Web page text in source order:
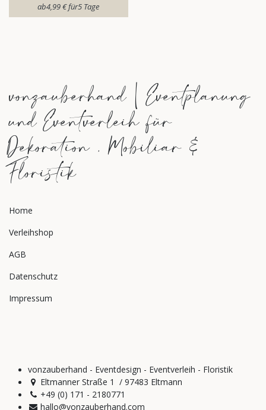
ab​4,99€für​5 Tage
vonzauberhand | Eventplanung
und Eventverleih für
Dekoration , Mobiliar &
Floristik
Home
Verleihshop
AGB
Datenschutz
Impressum
vonzauberhand - Eventdesign - Eventverleih - Floristik
Eltmanner Straße 1 / 97483 Eltmann
+49 (0) 171 - 2180771
hallo@vonzauberhand.com